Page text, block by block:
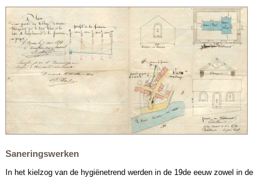
Saneringswerken
In het kielzog van de hygiënetrend werden in de 19de eeuw zowel in de